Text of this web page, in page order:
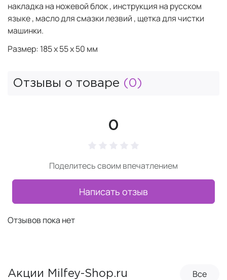
накладка на ножевой блок , инструкция на русском
языке , масло для смазки лезвий , щетка для чистки
машинки.
Размер: 185 х 55 х 50 мм
Отзывы о товаре (0)
0
Поделитесь своим впечатлением
Написать отзыв
Отзывов пока нет
Акции Milfey-Shop.ru Все